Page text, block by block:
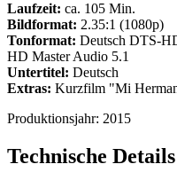
Laufzeit: ca. 105 Min.
Bildformat: 2.35:1 (1080p)
Tonformat: Deutsch DTS-
HD Master Audio 5.1
Untertitel: Deutsch
Extras: Kurzfilm "Mi
Produktionsjahr: 2015
Technische Details